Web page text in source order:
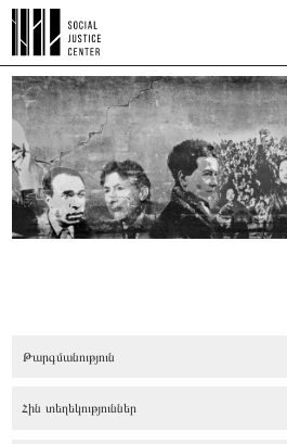
Թարգմանություն
Հին տեղեկություններ